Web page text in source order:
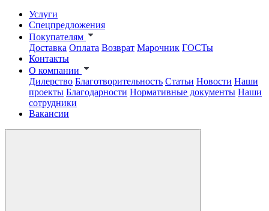
Услуги
Спецпредложения
Покупателям
Доставка Оплата Возврат Марочник ГОСТы
Контакты
О компании
Дилерство Благотворительность Статьи Новости Наши
проекты Благодарности Нормативные документы Наши
сотрудники
Вакансии